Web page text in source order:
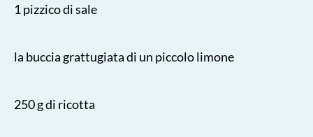
1 pizzico di sale
la buccia grattugiata di un piccolo limone
250 g di ricotta